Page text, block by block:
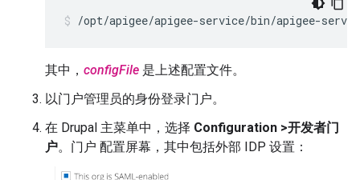
/opt/apigee/apigee-service/bin/apigee-
其中， configFile 是上述配置文件。
以门户管理员的身份登录门户。
在 Drupal 主菜单中，选择 Configuration >开发者门
户。门户 配置屏幕，其中包括外部 IDP 设置：